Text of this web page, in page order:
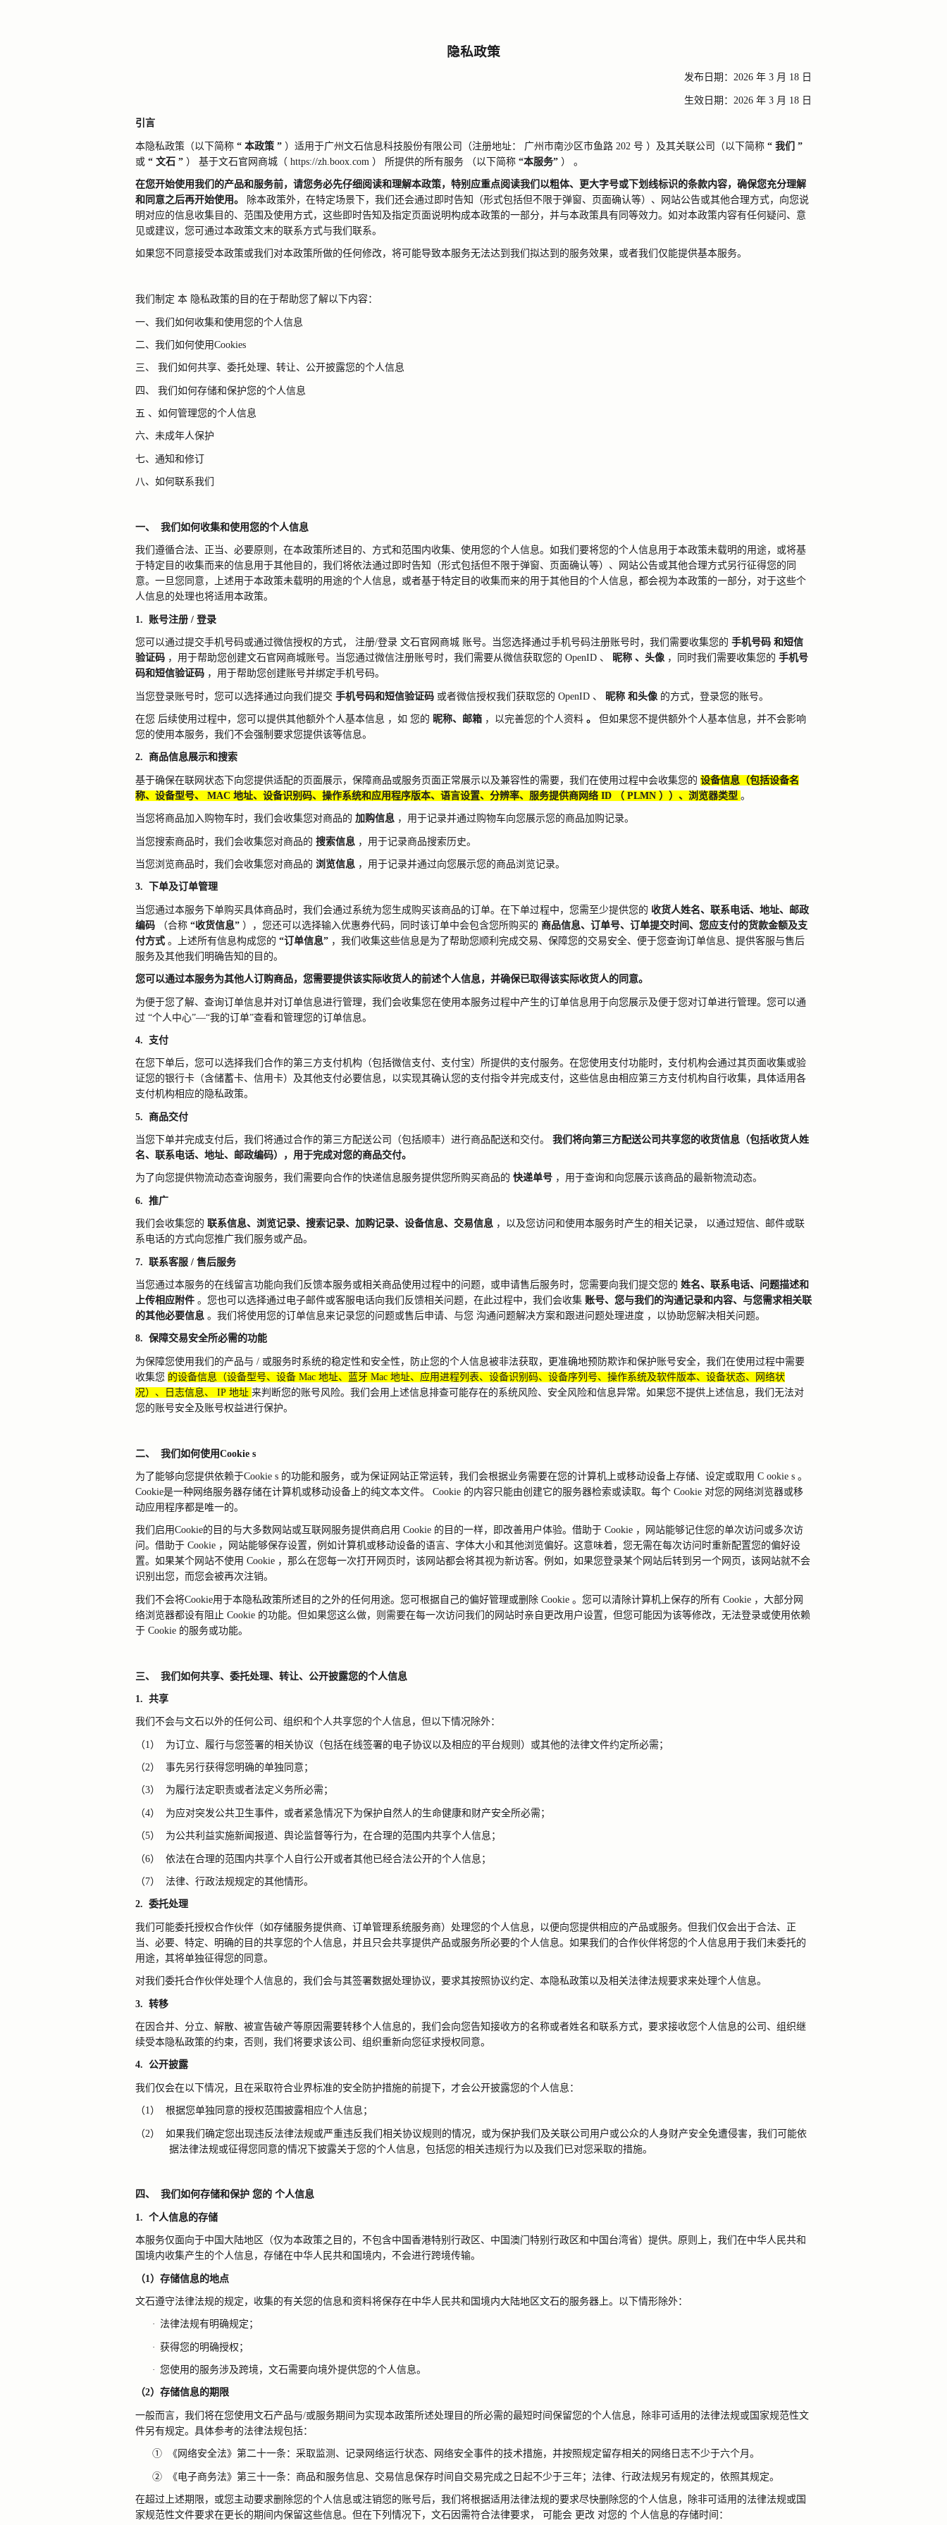
隐私政策
发布日期： 2026 年 3 月 18 日
生效日期： 2026 年 3 月 18 日
引言
本隐私政策（以下简称 “ 本政策 ” ）适用于广州文石信息科技股份有限公司（注册地址： 广州市南沙区市鱼路 202 号 ）及其关联公司（以下简称 “ 我们 ”
或 “ 文石 ” ） 基于文石官网商城（ https://zh.boox.com ） 所提供的所有服务 （以下简称 “本服务” ） 。
在您开始使用我们的产品和服务前，请您务必先仔细阅读和理解本政策，特别应重点阅读我们以粗体、更大字号或下划线标识的条款内容，确保您充分理解
和同意之后再开始使用。
除本政策外，在特定场景下，我们还会通过即时告知（形式包括但不限于弹窗、页面确认等）、网站公告或其他合理方式，向您说
明对应的信息收集目的、范围及使用方式，这些即时告知及指定页面说明构成本政策的一部分，并与本政策具有同等效力。如对本政策内容有任何疑问、意
见或建议，您可通过本政策文末的联系方式与我们联系。
如果您不同意接受本政策或我们对本政策所做的任何修改，将可能导致本服务无法达到我们拟达到的服务效果，或者我们仅能提供基本服务。
我们制定 本 隐私政策的目的在于帮助您了解以下内容：
一、我们如何收集和使用您的个人信息
二、我们如何使用Cookies
三、 我们如何共享、委托处理、转让、公开披露您的个人信息
四、 我们如何存储和保护您的个人信息
五 、如何管理您的个人信息
六、未成年人保护
七、通知和修订
八、如何联系我们
一、 我们如何收集和使用您的个人信息
我们遵循合法、正当、必要原则，在本政策所述目的、方式和范围内收集、使用您的个人信息。如我们要将您的个人信息用于本政策未载明的用途，或将基
于特定目的收集而来的信息用于其他目的，我们将依法通过即时告知（形式包括但不限于弹窗、页面确认等）、网站公告或其他合理方式另行征得您的同
意。一旦您同意，上述用于本政策未载明的用途的个人信息，或者基于特定目的收集而来的用于其他目的个人信息，都会视为本政策的一部分，对于这些个
人信息的处理也将适用本政策。
1. 账号注册 / 登录
您可以通过提交手机号码或通过微信授权的方式， 注册/登录 文石官网商城 账号。当您选择通过手机号码注册账号时，我们需要收集您的 手机号码 和短信
验证码 ，用于帮助您创建文石官网商城账号。当您通过微信注册账号时，我们需要从微信获取您的 OpenID 、 昵称 、头像 ，同时我们需要收集您的 手机号
码和短信验证码 ，用于帮助您创建账号并绑定手机号码。
当您登录账号时，您可以选择通过向我们提交 手机号码和短信验证码 或者微信授权我们获取您的 OpenID 、 昵称 和头像 的方式，登录您的账号。
在您 后续使用过程中，您可以提供其他额外个人基本信息 ，如 您的 昵称、邮箱 ，以完善您的个人资料 。
但如果您不提供额外个人基本信息，并不会影响
您的使用本服务，我们不会强制要求您提供该等信息。
2. 商品信息展示和搜索
基于确保在联网状态下向您提供适配的页面展示，保障商品或服务页面正常展示以及兼容性的需要，我们在使用过程中会收集您的 设备信息（包括设备名
称、设备型号、
MAC 地址、设备识别码、操作系统和应用程序版本、语言设置、分辨率、服务提供商网络 ID （ PLMN ））、浏览器类型 。
当您将商品加入购物车时，我们会收集您对商品的 加购信息 ，用于记录并通过购物车向您展示您的商品加购记录。
当您搜索商品时，我们会收集您对商品的 搜索信息 ，用于记录商品搜索历史。
当您浏览商品时，我们会收集您对商品的 浏览信息 ，用于记录并通过向您展示您的商品浏览记录。
3. 下单及订单管理
当您通过本服务下单购买具体商品时，我们会通过系统为您生成购买该商品的订单。在下单过程中，您需至少提供您的 收货人姓名、联系电话、地址、邮政
编码
（合称 “收货信息” ），您还可以选择输入优惠券代码，同时该订单中会包含您所购买的 商品信息、订单号、订单提交时间、您应支付的货款金额及支
付方式 。上述所有信息构成您的 “订单信息” ，我们收集这些信息是为了帮助您顺利完成交易、保障您的交易安全、便于您查询订单信息、提供客服与售后
服务及其他我们明确告知的目的。
您可以通过本服务为其他人订购商品，您需要提供该实际收货人的前述个人信息，并确保已取得该实际收货人的同意。
为便于您了解、查询订单信息并对订单信息进行管理，我们会收集您在使用本服务过程中产生的订单信息用于向您展示及便于您对订单进行管理。您可以通
过 “个人中心”—“我的订单”查看和管理您的订单信息。
4. 支付
在您下单后，您可以选择我们合作的第三方支付机构（包括微信支付、支付宝）所提供的支付服务。在您使用支付功能时，支付机构会通过其页面收集或验
证您的银行卡（含储蓄卡、信用卡）及其他支付必要信息，以实现其确认您的支付指令并完成支付，这些信息由相应第三方支付机构自行收集，具体适用各
支付机构相应的隐私政策。
5. 商品交付
当您下单并完成支付后，我们将通过合作的第三方配送公司（包括顺丰）进行商品配送和交付。
我们将向第三方配送公司共享您的收货信息（包括收货人姓
名、联系电话、地址、邮政编码），用于完成对您的商品交付。
为了向您提供物流动态查询服务，我们需要向合作的快递信息服务提供您所购买商品的 快递单号 ，用于查询和向您展示该商品的最新物流动态。
6. 推广
我们会收集您的 联系信息、浏览记录、搜索记录、加购记录、设备信息、交易信息 ，以及您访问和使用本服务时产生的相关记录，
以通过短信、邮件或联
系电话的方式向您推广我们服务或产品。
7. 联系客服 / 售后服务
当您通过本服务的在线留言功能向我们反馈本服务或相关商品使用过程中的问题，或申请售后服务时，您需要向我们提交您的 姓名、联系电话、问题描述和
上传相应附件 。您也可以选择通过电子邮件或客服电话向我们反馈相关问题，在此过程中，我们会收集 账号、您与我们的沟通记录和内容、与您需求相关联
的其他必要信息 。我们将使用您的订单信息来记录您的问题或售后申请、与您 沟通问题解决方案和跟进问题处理进度 ，以协助您解决相关问题。
8. 保障交易安全所必需的功能
为保障您使用我们的产品与 / 或服务时系统的稳定性和安全性，防止您的个人信息被非法获取，更准确地预防欺诈和保护账号安全，我们在使用过程中需要
收集您 的设备信息（设备型号、设备 Mac 地址、蓝牙 Mac 地址、应用进程列表、设备识别码、设备序列号、操作系统及软件版本、设备状态、网络状
况）、日志信息、
IP 地址 来判断您的账号风险。我们会用上述信息排查可能存在的系统风险、安全风险和信息异常。如果您不提供上述信息，我们无法对
您的账号安全及账号权益进行保护。
二、 我们如何使用Cookie s
为了能够向您提供依赖于Cookie s 的功能和服务，或为保证网站正常运转，我们会根据业务需要在您的计算机上或移动设备上存储、设定或取用 C ookie s 。
Cookie是一种网络服务器存储在计算机或移动设备上的纯文本文件。 Cookie 的内容只能由创建它的服务器检索或读取。每个 Cookie 对您的网络浏览器或移
动应用程序都是唯一的。
我们启用Cookie的目的与大多数网站或互联网服务提供商启用 Cookie 的目的一样，即改善用户体验。借助于 Cookie ，网站能够记住您的单次访问或多次访
问。借助于 Cookie ，网站能够保存设置，例如计算机或移动设备的语言、字体大小和其他浏览偏好。这意味着，您无需在每次访问时重新配置您的偏好设
置。如果某个网站不使用 Cookie ，那么在您每一次打开网页时，该网站都会将其视为新访客。例如，如果您登录某个网站后转到另一个网页，该网站就不会
识别出您，而您会被再次注销。
我们不会将Cookie用于本隐私政策所述目的之外的任何用途。您可根据自己的偏好管理或删除 Cookie 。您可以清除计算机上保存的所有 Cookie ，大部分网
络浏览器都设有阻止 Cookie 的功能。但如果您这么做，则需要在每一次访问我们的网站时亲自更改用户设置，但您可能因为该等修改，无法登录或使用依赖
于 Cookie 的服务或功能。
三、 我们如何共享、委托处理、转让、公开披露您的个人信息
1. 共享
我们不会与文石以外的任何公司、组织和个人共享您的个人信息，但以下情况除外：
（1） 为订立、履行与您签署的相关协议（包括在线签署的电子协议以及相应的平台规则）或其他的法律文件约定所必需；
（2） 事先另行获得您明确的单独同意；
（3） 为履行法定职责或者法定义务所必需；
（4） 为应对突发公共卫生事件，或者紧急情况下为保护自然人的生命健康和财产安全所必需；
（5） 为公共利益实施新闻报道、舆论监督等行为，在合理的范围内共享个人信息；
（6） 依法在合理的范围内共享个人自行公开或者其他已经合法公开的个人信息；
（7） 法律、行政法规规定的其他情形。
2. 委托处理
我们可能委托授权合作伙伴（如存储服务提供商、订单管理系统服务商）处理您的个人信息，以便向您提供相应的产品或服务。但我们仅会出于合法、正
当、必要、特定、明确的目的共享您的个人信息，并且只会共享提供产品或服务所必要的个人信息。如果我们的合作伙伴将您的个人信息用于我们未委托的
用途，其将单独征得您的同意。
对我们委托合作伙伴处理个人信息的，我们会与其签署数据处理协议，要求其按照协议约定、本隐私政策以及相关法律法规要求来处理个人信息。
3. 转移
在因合并、分立、解散、被宣告破产等原因需要转移个人信息的，我们会向您告知接收方的名称或者姓名和联系方式，要求接收您个人信息的公司、组织继
续受本隐私政策的约束，否则，我们将要求该公司、组织重新向您征求授权同意。
4. 公开披露
我们仅会在以下情况，且在采取符合业界标准的安全防护措施的前提下，才会公开披露您的个人信息：
（1） 根据您单独同意的授权范围披露相应个人信息；
（2）
如果我们确定您出现违反法律法规或严重违反我们相关协议规则的情况，或为保护我们及关联公司用户或公众的人身财产安全免遭侵害，我们可能依
据法律法规或征得您同意的情况下披露关于您的个人信息，包括您的相关违规行为以及我们已对您采取的措施。
四、 我们如何存储和保护 您的 个人信息
1. 个人信息的存储
本服务仅面向于中国大陆地区（仅为本政策之目的，不包含中国香港特别行政区、中国澳门特别行政区和中国台湾省）提供。原则上，我们在中华人民共和
国境内收集产生的个人信息，存储在中华人民共和国境内，不会进行跨境传输。
（1 ）存储信息的地点
文石遵守法律法规的规定，收集的有关您的信息和资料将保存在中华人民共和国境内大陆地区文石的服务器上。以下情形除外：
· 法律法规有明确规定；
· 获得您的明确授权；
· 您使用的服务涉及跨境，文石需要向境外提供您的个人信息。
（2）存储信息的期限
一般而言，我们将在您使用文石产品与/或服务期间为实现本政策所述处理目的所必需的最短时间保留您的个人信息，除非可适用的法律法规或国家规范性文
件另有规定。具体参考的法律法规包括：
① 《网络安全法》第二十一条：采取监测、记录网络运行状态、网络安全事件的技术措施，并按照规定留存相关的网络日志不少于六个月。
② 《电子商务法》第三十一条：商品和服务信息、交易信息保存时间自交易完成之日起不少于三年；法律、行政法规另有规定的，依照其规定。
在超过上述期限，或您主动要求删除您的个人信息或注销您的账号后，我们将根据适用法律法规的要求尽快删除您的个人信息，除非可适用的法律法规或国
家规范性文件要求在更长的期间内保留这些信息。但在下列情况下，文石因需符合法律要求，
可能会 更改 对您的 个人信息的存储时间：